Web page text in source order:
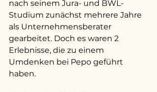
nach seinem Jura- und BWL-
Studium zunächst mehrere Jahre
als Unternehmensberater
gearbeitet. Doch es waren 2
Erlebnisse, die zu einem
Umdenken bei Pepo geführt
haben.